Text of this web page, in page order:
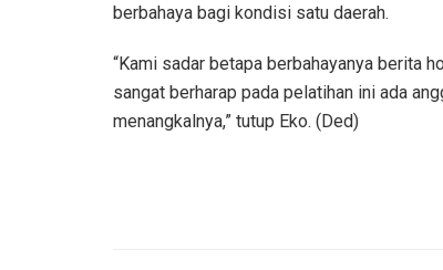
berbahaya bagi kondisi satu daerah.
“Kami sadar betapa berbahayanya berita
sangat berharap pada pelatihan ini ada
menangkalnya,” tutup Eko. (Ded)